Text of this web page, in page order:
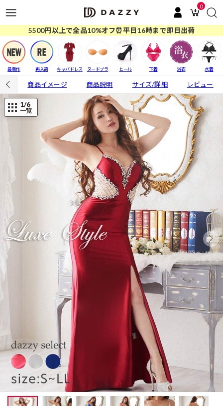
0
5500円以上で全品10%オフ⏰平日16時まで即日出荷
最新作 再入荷 キャバドレス ヌードブラ ヒール 下着 浴衣 水着
商品イメージ 商品説明 サイズ/詳細 レビュー
1/6
一覧